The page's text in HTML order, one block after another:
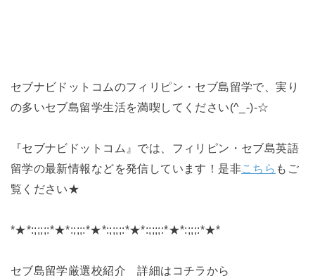
セブナビドットコムのフィリピン・セブ島留学で、実り
の多いセブ島留学生活を満喫してください(^_-)-☆
『セブナビドットコム』では、フィリピン・セブ島英語
留学の最新情報などを発信しています！是非こちら もご
覧ください★
*★*:;;;;:*★*:;;;:*★*:;;;;:*★*:;;;;:*★*:;;;:*★*
セブ島留学厳選校紹介 詳細はコチラから